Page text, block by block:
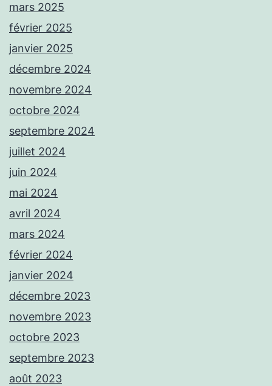
mars 2025
février 2025
janvier 2025
décembre 2024
novembre 2024
octobre 2024
septembre 2024
juillet 2024
juin 2024
mai 2024
avril 2024
mars 2024
février 2024
janvier 2024
décembre 2023
novembre 2023
octobre 2023
septembre 2023
août 2023